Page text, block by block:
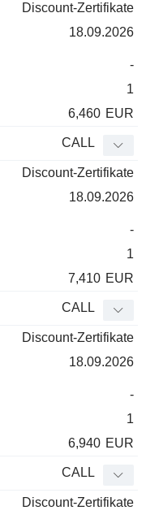
Discount-Zertifikate
18.09.2026
-
1
6,460 EUR
CALL
Discount-Zertifikate
18.09.2026
-
1
7,410 EUR
CALL
Discount-Zertifikate
18.09.2026
-
1
6,940 EUR
CALL
Discount-Zertifikate